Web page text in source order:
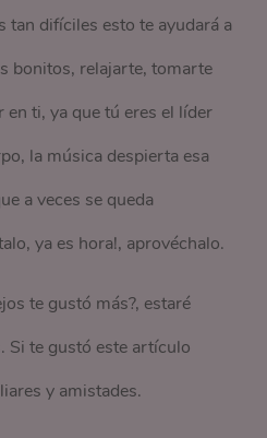
tan difíciles esto te ayudará a
bonitos, relajarte, tomarte
en ti, ya que tú eres el líder
la música despierta esa
a veces se queda
ya es hora!, aprovéchalo.
te gustó más?, estaré
Si te gustó este artículo
y amistades.